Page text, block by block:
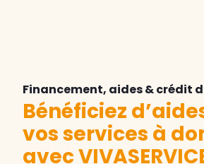
Financement, aides & crédit
Bénéficiez
vos services à
avec